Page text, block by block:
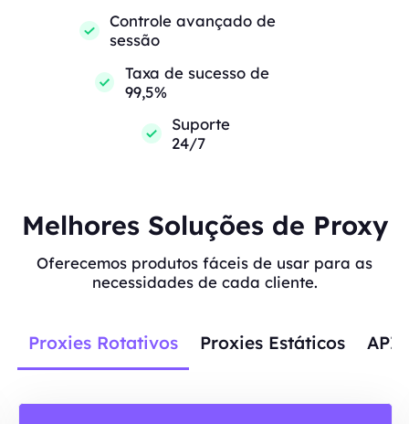
Controle avançado de
sessão
Taxa de sucesso de
99,5%
Suporte
24/7
Melhores Soluções de Proxy
Oferecemos produtos fáceis de usar para as
necessidades de cada cliente.
Proxies Rotativos Proxies Estáticos